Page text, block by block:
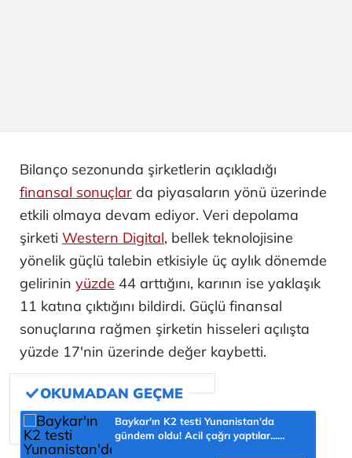
Bilanço sezonunda şirketlerin açıkladığı
finansal sonuçlar da piyasaların yönü üzerinde
etkili olmaya devam ediyor. Veri depolama
şirketi Western Digital, bellek teknolojisine
yönelik güçlü talebin etkisiyle üç aylık dönemde
gelirinin yüzde 44 arttığını, karının ise yaklaşık
11 katına çıktığını bildirdi. Güçlü finansal
sonuçlarına rağmen şirketin hisseleri açılışta
yüzde 17'nin üzerinde değer kaybetti.
Baykar'ın K2 testi Yunanistan'da
gündem oldu! Acil çağrı yaptılar...